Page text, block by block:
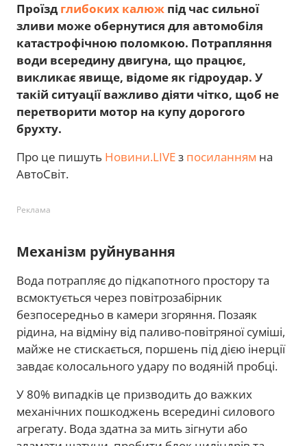
Проїзд глибоких калюж під час сильної
зливи може обернутися для автомобіля
катастрофічною поломкою. Потрапляння
води всередину двигуна, що працює,
викликає явище, відоме як гідроудар. У
такій ситуації важливо діяти чітко, щоб не
перетворити мотор на купу дорогого
брухту.
Про це пишуть Новини.LIVEз посиланням на
АвтоСвіт.
Реклама
Механізм руйнування
Вода потрапляє до підкапотного простору та
всмоктується через повітрозабірник
безпосередньо в камери згоряння. Позаяк
рідина, на відміну від паливо-повітряної суміші,
майже не стискається, поршень під дією інерції
завдає колосального удару по водяній пробці.
У 80% випадків це призводить до важких
механічних пошкоджень всередині силового
агрегату. Вода здатна за мить зігнути або